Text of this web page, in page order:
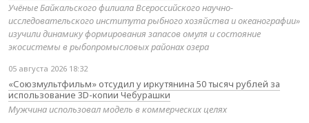
Учёные Байкальского филиала Всероссийского научно-
исследовательского института рыбного хозяйства и океанографии»
изучили динамику формирования запасов омуля и состояние
экосистемы в рыбопромысловых районах озера
05 августа 2026 18:32
«Союзмультфильм» отсудил у иркутянина 50 тысяч рублей за
использование 3D-копии Чебурашки
Мужчина использовал модель в коммерческих целях